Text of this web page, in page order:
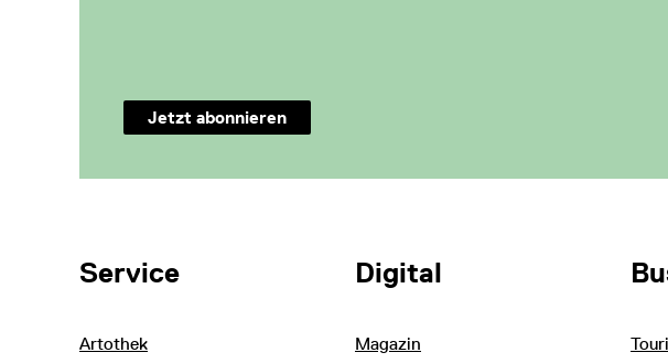
Jetzt abonnieren
Weitere Themen
Service
Artothek
Digital
Magazin